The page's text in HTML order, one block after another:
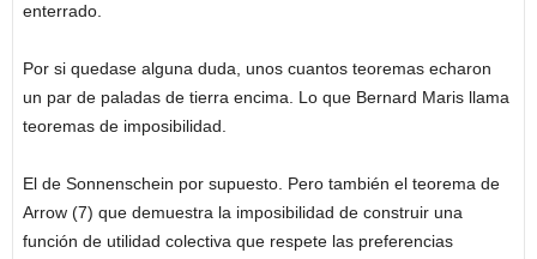
enterrado.
Por si quedase alguna duda, unos cuantos teoremas echaron
un par de paladas de tierra encima. Lo que Bernard Maris llama
teoremas de imposibilidad.
El de Sonnenschein por supuesto. Pero también el teorema de
Arrow (7) que demuestra la imposibilidad de construir una
función de utilidad colectiva que respete las preferencias